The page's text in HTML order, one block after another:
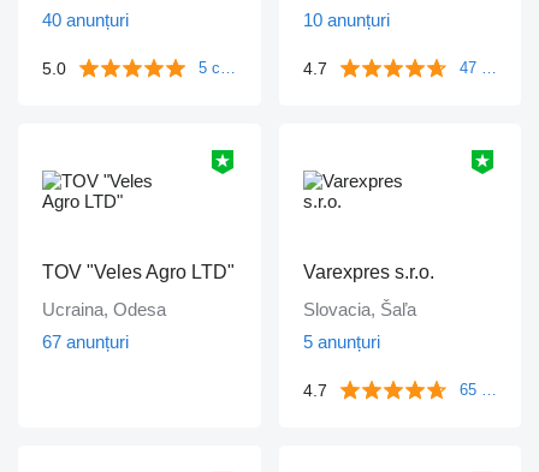
40 anunțuri
5.0 5 comentarii
10 anunțuri
4.7 47 comentarii
TOV "Veles Agro LTD"
Ucraina, Odesa
67 anunțuri
Varexpres s.r.o.
Slovacia, Šaľa
5 anunțuri
4.7 65 comentarii